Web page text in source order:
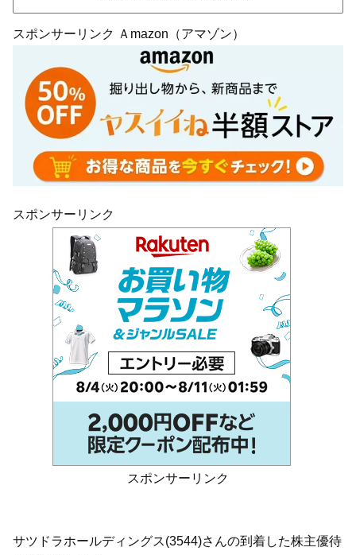
スポンサーリンク Ａmazon（アマゾン）
スポンサーリンク
スポンサーリンク
サツドラホールディングス(3544)さんの到着した株主優待